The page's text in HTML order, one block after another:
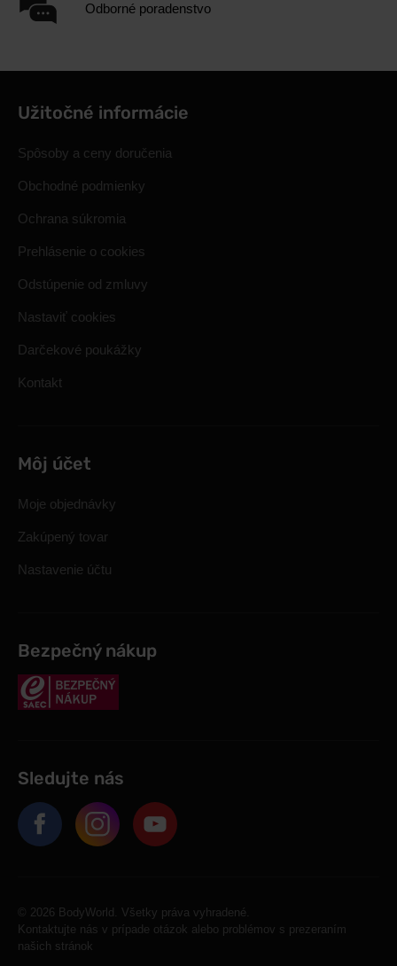
Odborné poradenstvo
Užitočné informácie
Spôsoby a ceny doručenia
Obchodné podmienky
Ochrana súkromia
Prehlásenie o cookies
Odstúpenie od zmluvy
Nastaviť cookies
Darčekové poukážky
Kontakt
Môj účet
Moje objednávky
Zakúpený tovar
Nastavenie účtu
Bezpečný nákup
Sledujte nás
© 2026 BodyWorld. Všetky práva vyhradené.
Kontaktujte nás v prípade otázok alebo problémov s prezeraním
našich stránok